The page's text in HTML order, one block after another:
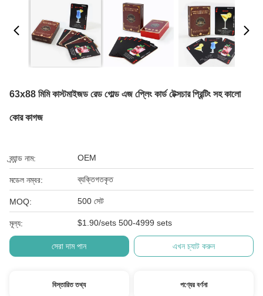
63x88 মিমি কাস্টমাইজড রেড গোল্ড এজ প্লেিং কার্ড টেক্সচার প্রিন্টিং সহ কালো
কোর কাগজ
ব্র্যান্ড নাম: OEM
মডেল নম্বর: ব্যক্তিগতকৃত
MOQ: 500 সেট
মূল্য: $1.90/sets 500-4999 sets
সেরা দাম পান এখন চ্যাট করুন
বিস্তারিত তথ্য পণ্যের বর্ণনা